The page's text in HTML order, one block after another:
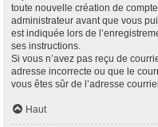
toute nouvelle création de
administrateur avant que vous
est indiquée lors de
ses instructions.
Si vous n’avez pas reçu de
adresse incorrecte ou que le
vous êtes sûr de l’adresse
Haut